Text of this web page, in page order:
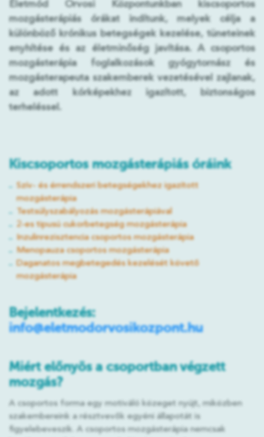
Életmód Orvosi Központunkban kiscsoportos
mozgásterápiás órákat indítunk, melyek célja a
különböző krónikus betegségek kezelése, tüneteinek
enyhítése és az életminőség javítása. A csoportos
mozgásterápia foglalkozások gyógytornász és
mozgásterapeuta szakemberek vezetésével zajlanak,
az adott kórképekhez igazított, biztonságos
terheléssel.
Kiscsoportos mozgásterápiás óráink
Szív- és érrendszeri betegségekhez igazított
mozgásterápia
Testsúlyszabályozás mozgásterápiával
2-es tipusú cukorbetegség mozgásterápia
Inzulinrezisztencia csoportos mozgásterápia
Menopauza csoportos mozgásterápia
Daganatos megbetegedés kezelését követő
mozgásterápia
Bejelentkezés:
info@eletmodorvosikozpont.hu
Miért előnyös a csoportban végzett
mozgás?
A csoportos forma egy motiváló közeget nyújt, miközben
szakembereink a résztvevők egyéni állapotát is
figyelebeveszik. A csoportos mozgásterápia nemcsak